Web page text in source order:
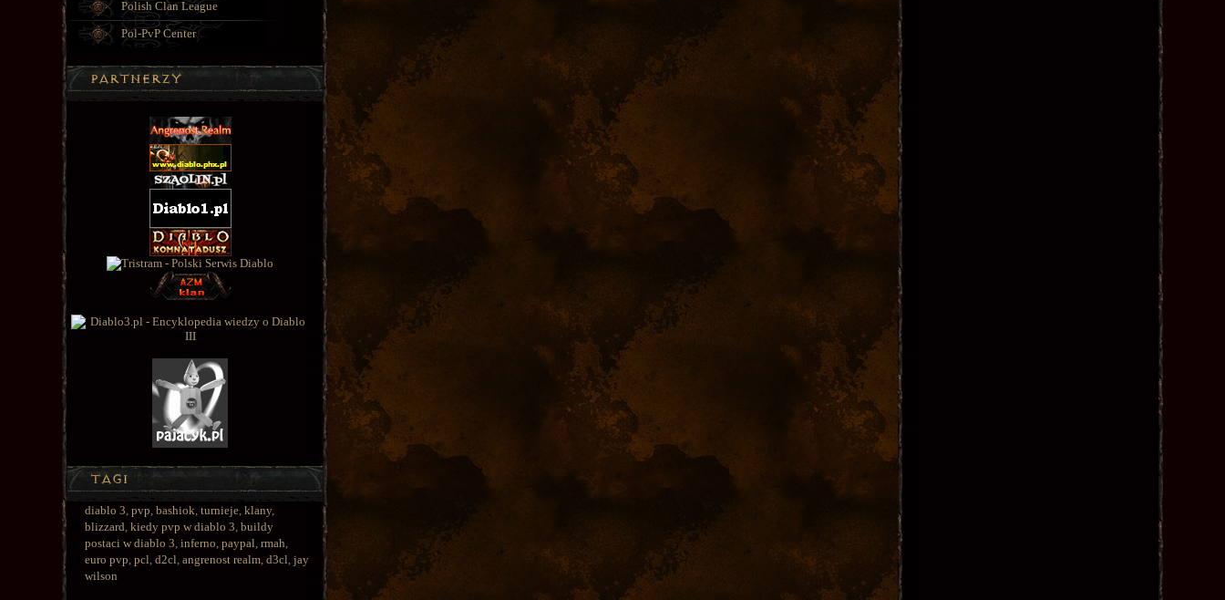
Polish Clan League
Pol-PvP Center
diablo 3, pvp, bashiok, turnieje, klany,
blizzard, kiedy pvp w diablo 3, buildy
postaci w diablo 3, inferno, paypal, rmah,
euro pvp, pcl, d2cl, angrenost realm, d3cl, jay
wilson